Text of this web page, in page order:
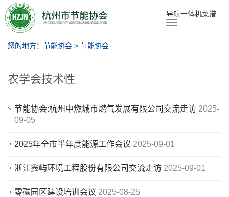
节能协会 导航一体机菜谱
您的地方： 节能协会 > 节能协会
农学会技术性
节能协会:杭州中燃城市燃气发展有限公司交流走访 2025-
09-05
2025年全市半年度能源工作会议 2025-09-01
浙江鑫屿环境工程股份有限公司交流走访 2025-09-01
零碳园区建设培训会议 2025-08-25